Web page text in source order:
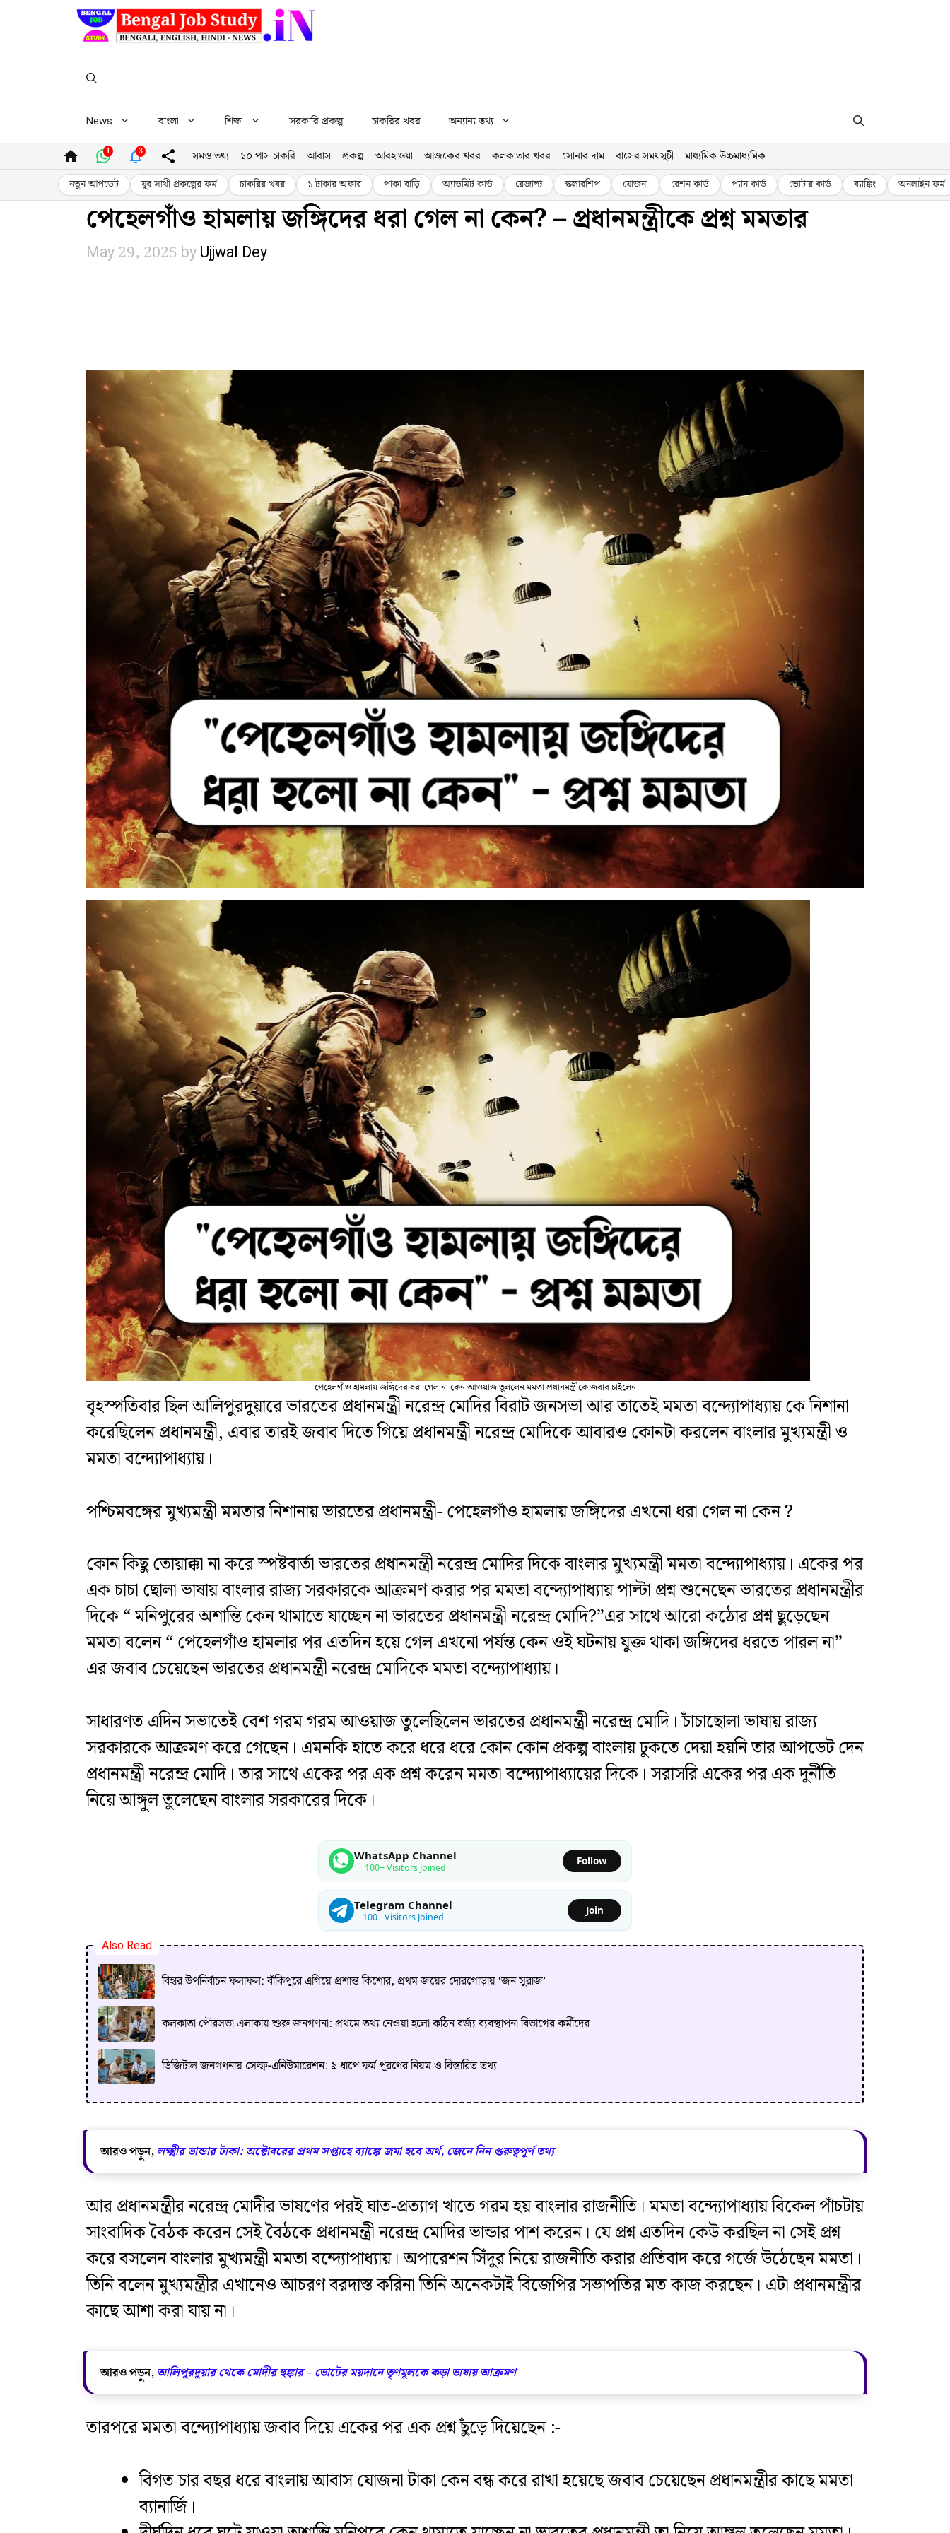
News বাংলা শিক্ষা সরকারি প্রকল্প চাকরির খবর অন্যান্য তথ্য
1 3 সমস্ত তথ্য ১০ পাস চাকরি আবাস প্রকল্প আবহাওয়া আজকের খবর কলকাতার খবর সোনার দাম বাসের সময়সূচী মাধ্যমিক উচ্চমাধ্যমিক
নতুন আপডেট যুব সাথী প্রকল্পের ফর্ম চাকরির খবর ১ টাকার অফার পাকা বাড়ি অ্যাডমিট কার্ড রেজাল্ট স্কলারশিপ যোজনা রেশন কার্ড প্যান কার্ড ভোটার কার্ড ব্যাঙ্কিং অনলাইন ফর্ম
পেহেলগাঁও হামলায় জঙ্গিদের ধরা গেল না কেন? – প্রধানমন্ত্রীকে প্রশ্ন মমতার
May 29, 2025 byUjjwal Dey
পেহেলগাঁও হামলায় জঙ্গিদের ধরা গেল না কেন আওয়াজ তুললেন মমতা প্রধানমন্ত্রীকে জবাব চাইলেন
বৃহস্পতিবার ছিল আলিপুরদুয়ারে ভারতের প্রধানমন্ত্রী নরেন্দ্র মোদির বিরাট জনসভা আর তাতেই মমতা বন্দ্যোপাধ্যায় কে নিশানা
করেছিলেন প্রধানমন্ত্রী, এবার তারই জবাব দিতে গিয়ে প্রধানমন্ত্রী নরেন্দ্র মোদিকে আবারও কোনটা করলেন বাংলার মুখ্যমন্ত্রী ও
মমতা বন্দ্যোপাধ্যায়।
পশ্চিমবঙ্গের মুখ্যমন্ত্রী মমতার নিশানায় ভারতের প্রধানমন্ত্রী- পেহেলগাঁও হামলায় জঙ্গিদের এখনো ধরা গেল না কেন ?
কোন কিছু তোয়াক্কা না করে স্পষ্টবার্তা ভারতের প্রধানমন্ত্রী নরেন্দ্র মোদির দিকে বাংলার মুখ্যমন্ত্রী মমতা বন্দ্যোপাধ্যায়। একের পর
এক চাচা ছোলা ভাষায় বাংলার রাজ্য সরকারকে আক্রমণ করার পর মমতা বন্দ্যোপাধ্যায় পাল্টা প্রশ্ন শুনেছেন ভারতের প্রধানমন্ত্রীর
দিকে “ মনিপুরের অশান্তি কেন থামাতে যাচ্ছেন না ভারতের প্রধানমন্ত্রী নরেন্দ্র মোদি?”এর সাথে আরো কঠোর প্রশ্ন ছুড়েছেন
মমতা বলেন “ পেহেলগাঁও হামলার পর এতদিন হয়ে গেল এখনো পর্যন্ত কেন ওই ঘটনায় যুক্ত থাকা জঙ্গিদের ধরতে পারল না”
এর জবাব চেয়েছেন ভারতের প্রধানমন্ত্রী নরেন্দ্র মোদিকে মমতা বন্দ্যোপাধ্যায়।
সাধারণত এদিন সভাতেই বেশ গরম গরম আওয়াজ তুলেছিলেন ভারতের প্রধানমন্ত্রী নরেন্দ্র মোদি। চাঁচাছোলা ভাষায় রাজ্য
সরকারকে আক্রমণ করে গেছেন। এমনকি হাতে করে ধরে ধরে কোন কোন প্রকল্প বাংলায় ঢুকতে দেয়া হয়নি তার আপডেট দেন
প্রধানমন্ত্রী নরেন্দ্র মোদি। তার সাথে একের পর এক প্রশ্ন করেন মমতা বন্দ্যোপাধ্যায়ের দিকে। সরাসরি একের পর এক দুর্নীতি
নিয়ে আঙ্গুল তুলেছেন বাংলার সরকারের দিকে।
WhatsApp Channel
100+ Visitors Joined
Follow
Telegram Channel
100+ Visitors Joined
Join
Also Read
বিহার উপনির্বাচন ফলাফল: বাঁকিপুরে এগিয়ে প্রশান্ত কিশোর, প্রথম জয়ের দোরগোড়ায় ‘জন সুরাজ’
কলকাতা পৌরসভা এলাকায় শুরু জনগণনা: প্রথমে তথ্য নেওয়া হলো কঠিন বর্জ্য ব্যবস্থাপনা বিভাগের কর্মীদের
ডিজিটাল জনগণনায় সেল্ফ-এনিউমারেশন: ৯ ধাপে ফর্ম পূরণের নিয়ম ও বিস্তারিত তথ্য
আরও পড়ুন, লক্ষ্মীর ভান্ডার টাকা: অক্টোবরের প্রথম সপ্তাহে ব্যাঙ্কে জমা হবে অর্থ, জেনে নিন গুরুত্বপূর্ণ তথ্য
আর প্রধানমন্ত্রীর নরেন্দ্র মোদীর ভাষণের পরই ঘাত-প্রত্যাগ খাতে গরম হয় বাংলার রাজনীতি। মমতা বন্দ্যোপাধ্যায় বিকেল পাঁচটায়
সাংবাদিক বৈঠক করেন সেই বৈঠকে প্রধানমন্ত্রী নরেন্দ্র মোদির ভান্ডার পাশ করেন। যে প্রশ্ন এতদিন কেউ করছিল না সেই প্রশ্ন
করে বসলেন বাংলার মুখ্যমন্ত্রী মমতা বন্দ্যোপাধ্যায়। অপারেশন সিঁদুর নিয়ে রাজনীতি করার প্রতিবাদ করে গর্জে উঠেছেন মমতা।
তিনি বলেন মুখ্যমন্ত্রীর এখানেও আচরণ বরদাস্ত করিনা তিনি অনেকটাই বিজেপির সভাপতির মত কাজ করছেন। এটা প্রধানমন্ত্রীর
কাছে আশা করা যায় না।
আরও পড়ুন, আলিপুরদুয়ার থেকে মোদীর হুঙ্কার – ভোটের ময়দানে তৃণমূলকে কড়া ভাষায় আক্রমণ
তারপরে মমতা বন্দ্যোপাধ্যায় জবাব দিয়ে একের পর এক প্রশ্ন ছুঁড়ে দিয়েছেন :-
বিগত চার বছর ধরে বাংলায় আবাস যোজনা টাকা কেন বন্ধ করে রাখা হয়েছে জবাব চেয়েছেন প্রধানমন্ত্রীর কাছে মমতা
ব্যানার্জি।